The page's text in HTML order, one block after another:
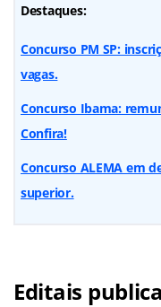
Destaques:
Concurso PM SP:
vagas.
Concurso Ibama:
Confira!
Concurso ALEMA em
superior.
Editais